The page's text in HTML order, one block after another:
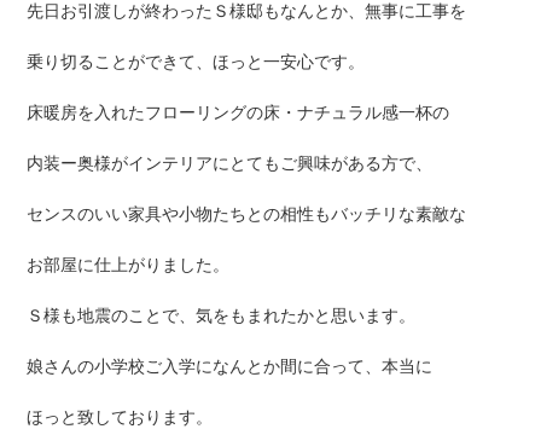
先日お引渡しが終わったＳ様邸もなんとか、無事に工事を
乗り切ることができて、ほっと一安心です。
床暖房を入れたフローリングの床・ナチュラル感一杯の
内装ー奥様がインテリアにとてもご興味がある方で、
センスのいい家具や小物たちとの相性もバッチリな素敵な
お部屋に仕上がりました。
Ｓ様も地震のことで、気をもまれたかと思います。
娘さんの小学校ご入学になんとか間に合って、本当に
ほっと致しております。